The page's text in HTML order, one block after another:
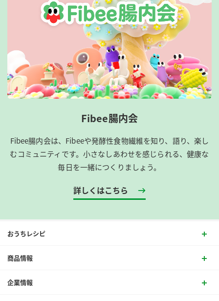
Fibee腸内会
Fibee腸内会は、​Fibeeや発酵性食物繊維を知り、語り、楽し
むコミュニティです。​小さなしあわせを感じられる、健康な
毎日を一緒につくりましょう。
詳しくはこちら
おうちレシピ
商品情報
企業情報